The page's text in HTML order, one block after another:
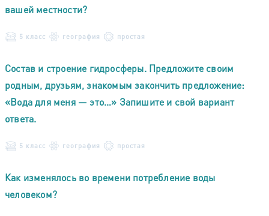
вашей местности?
5 класс география простая
Состав и строение гидросферы. Предложите своим
родным, друзьям, знакомым закончить предложение:
«Вода для меня — это…» Запишите и свой вариант
ответа.
5 класс география простая
Как изменялось во времени потребление воды
человеком?